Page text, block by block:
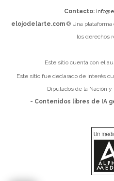
Contacto:
elojodelarte.com® Una plataforma
los derechos
Este sitio cuenta con el
Este sitio fue declarado de interés
Diputados de la Nación
- Contenidos libres de IA